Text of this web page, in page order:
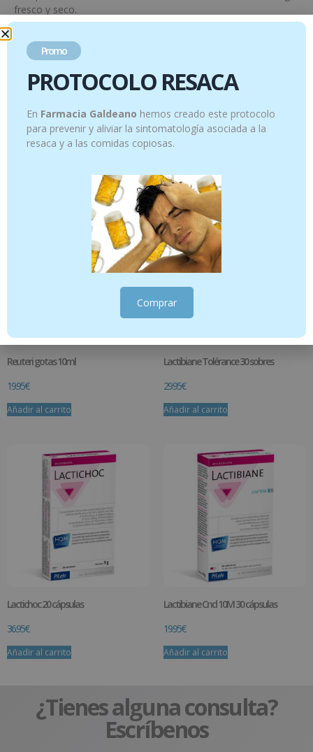
fresco y seco.
Mantener fuera del alcance de los niños.
Precauciones de empleo
Este complemento alimenticio no puede sustituir una dieta
variada y equilibrada ni un modo de vida sano.
Productos relacionados
Reuteri gotas 10ml
19.95€
Añadir al carrito
Lactibiane Tolérance 30 sobres
29.95€
Añadir al carrito
Lactichoc 20 cápsulas
36.95€
Añadir al carrito
Lactibiane Cnd 10M 30 cápsulas
19.95€
Añadir al carrito
¿Tienes alguna consulta?
Escríbenos
Promo
PROTOCOLO RESACA
En Farmacia Galdeano hemos creado este protocolo
para prevenir y aliviar la sintomatología asociada a la
resaca y a las comidas copiosas.
Comprar